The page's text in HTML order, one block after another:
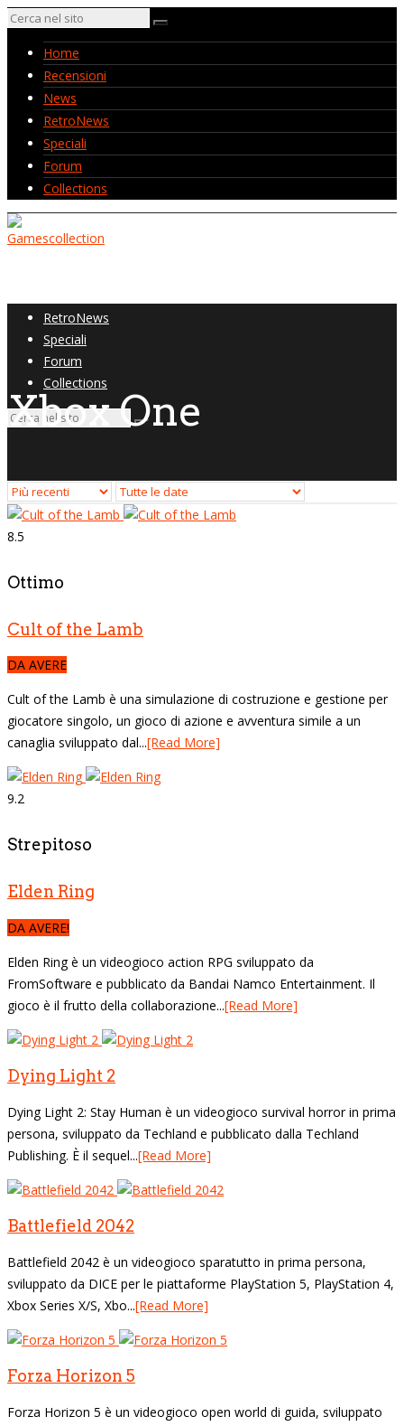
Home
Recensioni
News
RetroNews
Speciali
Forum
Collections
RetroNews
Speciali
Forum
Collections
Xbox One
8.5
Ottimo
Cult of the Lamb
DA AVERE
Cult of the Lamb è una simulazione di costruzione e gestione per
giocatore singolo, un gioco di azione e avventura simile a un
canaglia sviluppato dal...[Read More]
9.2
Strepitoso
Elden Ring
DA AVERE!
Elden Ring è un videogioco action RPG sviluppato da
FromSoftware e pubblicato da Bandai Namco Entertainment. Il
gioco è il frutto della collaborazione...[Read More]
Dying Light 2
Dying Light 2: Stay Human è un videogioco survival horror in prima
persona, sviluppato da Techland e pubblicato dalla Techland
Publishing. È il sequel...[Read More]
Battlefield 2042
Battlefield 2042 è un videogioco sparatutto in prima persona,
sviluppato da DICE per le piattaforme PlayStation 5, PlayStation 4,
Xbox Series X/S, Xbo...[Read More]
Forza Horizon 5
Forza Horizon 5 è un videogioco open world di guida, sviluppato